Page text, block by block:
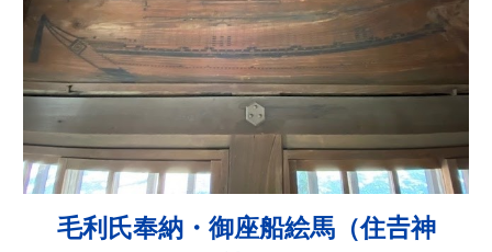
毛利氏奉納・御座船絵馬（住𠮷神